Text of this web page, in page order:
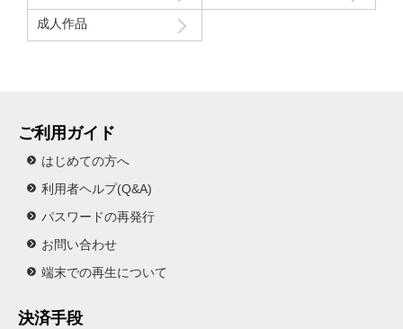
成人作品
ご利用ガイド
はじめての方へ
利用者ヘルプ(Q&A)
パスワードの再発行
お問い合わせ
端末での再生について
決済手段